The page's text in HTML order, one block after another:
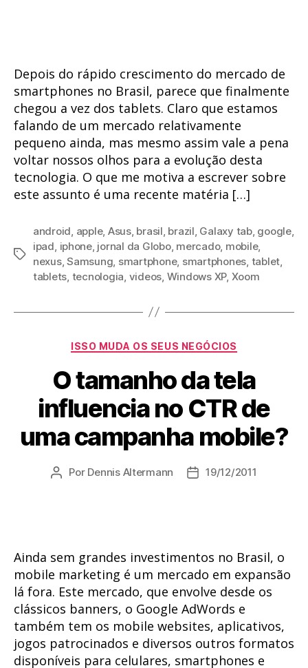
Depois do rápido crescimento do mercado de
smartphones no Brasil, parece que finalmente
chegou a vez dos tablets. Claro que estamos
falando de um mercado relativamente
pequeno ainda, mas mesmo assim vale a pena
voltar nossos olhos para a evolução desta
tecnologia. O que me motiva a escrever sobre
este assunto é uma recente matéria […]
Tags
android, apple, Asus, brasil, brazil, Galaxy tab, google,
ipad, iphone, jornal da Globo, mercado, mobile,
nexus,Samsung, smartphone, smartphones, tablet,
tablets, tecnologia, videos, Windows XP, Xoom
Categorias
ISSO MUDA OS SEUS NEGÓCIOS
O tamanho da tela
influencia no CTR de
uma campanha mobile?
Autor
Por Dennis Altermann
Data19/12/2011
Ainda sem grandes investimentos no Brasil, o
mobile marketing é um mercado em expansão
lá fora. Este mercado, que envolve desde os
clássicos banners, o Google AdWords e
também tem os mobile websites, aplicativos,
jogos patrocinados e diversos outros formatos
disponíveis para celulares, smartphones e